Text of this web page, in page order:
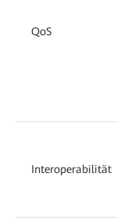
QoS
Interoperabilität